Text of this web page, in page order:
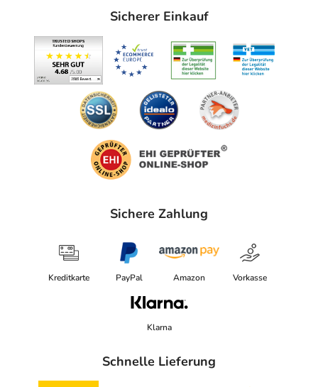
Sicherer Einkauf
Sichere Zahlung
Kreditkarte PayPal Amazon Vorkasse
Klarna
Schnelle Lieferung